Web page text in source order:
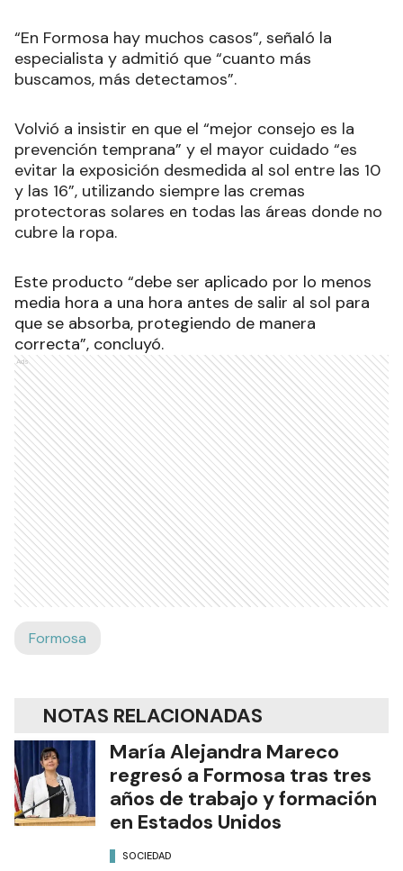
“En Formosa hay muchos casos”, señaló la
especialista y admitió que “cuanto más
buscamos, más detectamos”.
Volvió a insistir en que el “mejor consejo es la
prevención temprana” y el mayor cuidado “es
evitar la exposición desmedida al sol entre las 10
y las 16”, utilizando siempre las cremas
protectoras solares en todas las áreas donde no
cubre la ropa.
Este producto “debe ser aplicado por lo menos
media hora a una hora antes de salir al sol para
que se absorba, protegiendo de manera
correcta”, concluyó.
Ads
Formosa
NOTAS RELACIONADAS
María Alejandra Mareco
regresó a Formosa tras tres
años de trabajo y formación
en Estados Unidos
SOCIEDAD